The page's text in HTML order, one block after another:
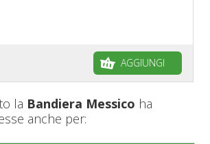
AGGIUNGI
la Bandiera Messico ha
anche per: